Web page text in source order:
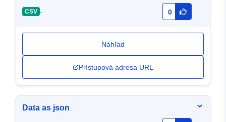
CSV - 0
Náhľad
Prístupová adresa URL
Data as json